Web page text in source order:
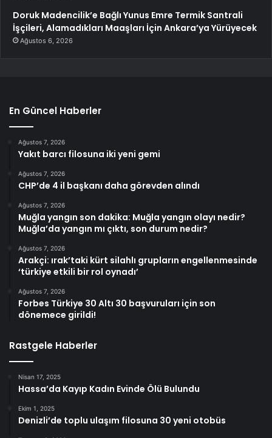
Doruk Madencilik’e Bağlı Yunus Emre Termik Santrali
İşçileri, Alamadıkları Maaşları İçin Ankara’ya Yürüyecek
Ağustos 6, 2026
En Güncel Haberler
Ağustos 7, 2026
Yakıt barcı filosuna iki yeni gemi
Ağustos 7, 2026
CHP’de 4 il başkanı daha görevden alındı
Ağustos 7, 2026
Muğla yangın son dakika: Muğla yangın olayı nedir?
Muğla’da yangın mı çıktı, son durum nedir?
Ağustos 7, 2026
Arakçi: ırak’taki kürt silahlı grupların engellenmesinde
‘türkiye etkili bir rol oynadı’
Ağustos 7, 2026
Forbes Türkiye 30 Altı 30 başvuruları için son
dönemece girildi!
Rastgele Haberler
Nisan 17, 2025
Hassa’da Kayıp Kadın Evinde Ölü Bulundu
Ekim 1, 2025
Denizli’de toplu ulaşım filosuna 30 yeni otobüs